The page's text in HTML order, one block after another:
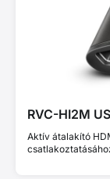
RVC-HI2M
Aktív átalakító